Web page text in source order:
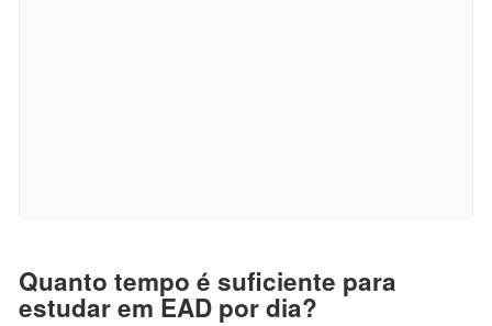
Quanto tempo é suficiente para
estudar em EAD por dia?